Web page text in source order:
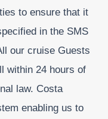
to ensure that it
in the SMS
our cruise Guests
within 24 hours of
law. Costa
enabling us to